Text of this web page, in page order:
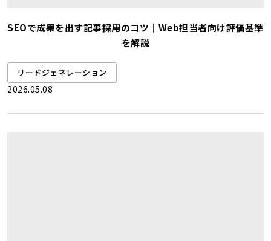
SEOで成果を出す記事採用のコツ｜Web担当者向け評価基準
を解説
リードジェネレーション
2026.05.08